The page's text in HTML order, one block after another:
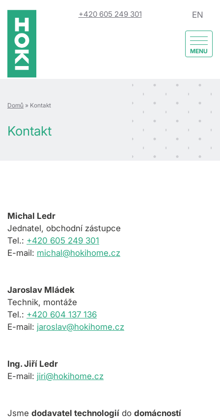
MENU
+420 605 249 301 EN
Domů » Kontakt
Kontakt
Michal Ledr
Jednatel, obchodní zástupce
Tel.: +420 605 249 301
E-mail: michal@hokihome.cz
Jaroslav Mládek
Technik, montáže
Tel.: +420 604 137 136
E-mail: jaroslav@hokihome.cz
Ing. Jiří Ledr
E-mail: jiri@hokihome.cz
Jsme dodavatel technologií do domácností